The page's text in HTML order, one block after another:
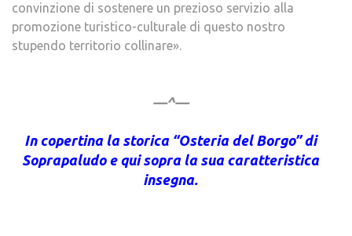
convinzione di sostenere un prezioso servizio alla
promozione turistico-culturale di questo nostro
stupendo territorio collinare».
—^—
In copertina la storica “Osteria del Borgo” di
Soprapaludo e qui sopra la sua caratteristica
insegna.